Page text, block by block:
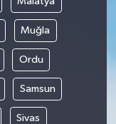
Muğla
Ordu
Samsun
Sivas